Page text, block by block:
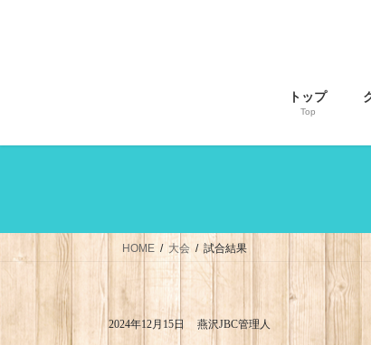
トップ
Top
HOME 大会 試合結果
2024年12月15日 燕沢JBC管理人